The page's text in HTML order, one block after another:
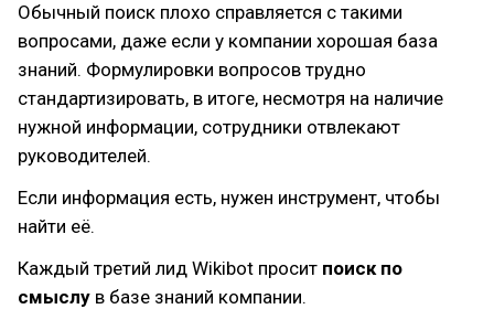
Обычный поиск плохо справляется с такими
вопросами, даже если у компании хорошая база
знаний. Формулировки вопросов трудно
стандартизировать, в итоге, несмотря на наличие
нужной информации, сотрудники отвлекают
руководителей.
Если информация есть, нужен инструмент, чтобы
найти её.
Каждый третий лид Wikibot просит поиск по
смыслу в базе знаний компании.